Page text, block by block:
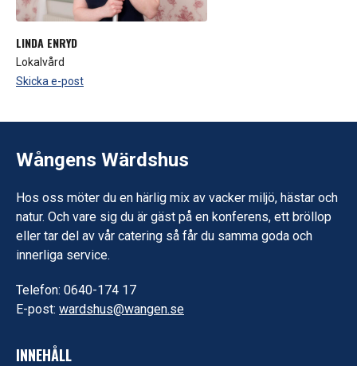
LINDA ENRYD
Lokalvård
Skicka e-post
Wångens Wärdshus
Hos oss möter du en härlig mix av vacker miljö, hästar och
natur. Och vare sig du är gäst på en konferens, ett bröllop
eller tar del av vår catering så får du samma goda och
innerliga service.
Telefon: 0640-174 17
E-post: wardshus@wangen.se
INNEHÅLL